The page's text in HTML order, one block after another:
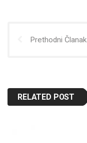
Prethodni Članak
RELATED POST